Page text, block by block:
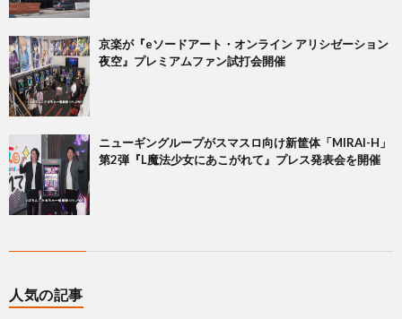
京楽が『eソードアート・オンライン アリシゼーション
夜空』プレミアムファン試打会開催
ニューギングループがスマスロ向け新筐体「MIRAI-H」
第2弾『L魔法少女にあこがれて』プレス発表会を開催
人気の記事